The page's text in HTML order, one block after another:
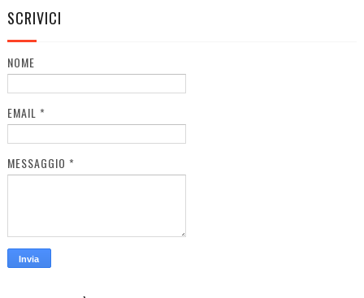
SCRIVICI
NOME
EMAIL *
MESSAGGIO *